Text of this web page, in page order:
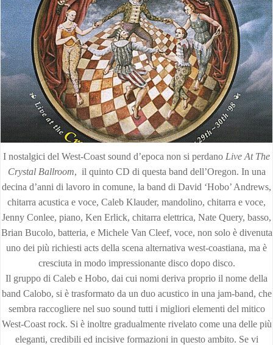
I nostalgici del West-Coast sound d’epoca non si perdano Live At The
Crystal Ballroom, il quinto CD di questa band dell’Oregon. In una
decina d’anni di lavoro in comune, la band di David ‘Hobo’ Andrews,
chitarra acustica e voce, Caleb Klauder, mandolino, chitarra e voce,
Jenny Conlee, piano, Ken Erlick, chitarra elettrica, Nate Query, basso,
Brian Bucolo, batteria, e Michele Van Cleef, voce, non solo è divenuta
uno dei più richiesti acts della scena alternativa west-coastiana, ma è
cresciuta in modo impressionante disco dopo disco.
Il gruppo di Caleb e Hobo, dai cui nomi deriva proprio il nome della
band Calobo, si è trasformato da un duo acustico in una jam-band, che
sembra raccogliere nel suo sound tutti i migliori elementi del mitico
West-Coast rock. Si è inoltre gradualmente rivelato come una delle più
eleganti, credibili ed incisive formazioni in questo ambito. Se vi